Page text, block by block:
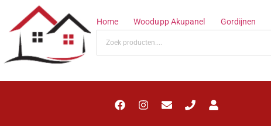
Home Woodupp Akupanel Gordijnen